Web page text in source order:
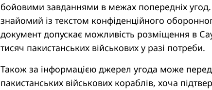
бойовими завданнями в межах попередніх
знайомий із текстом конфіденційного
документ допускає можливість розміщення в
тисяч пакистанських військових у разі потреби.
Також за інформацією джерел угода може
пакистанських військових кораблів, хоча